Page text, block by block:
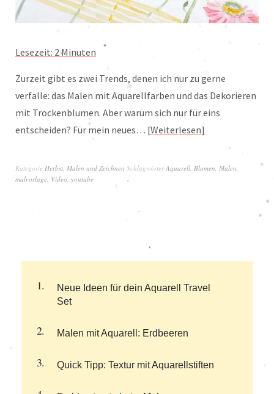
Lesezeit: 2Minuten
Zurzeit gibt es zwei Trends, denen ich nur zu gerne
verfalle: das Malen mit Aquarellfarben und das Dekorieren
mit Trockenblumen. Aber warum sich nur für eins
entscheiden? Für mein neues… Weiterlesen
Kategorie Herbst, Malen und Zeichnen SchlagwörterAquarell, Blumen, Malen,
malvorlage, Video, youtube
Neue Ideen für dein Aquarell Travel
Set
Malen mit Aquarell: Erdbeeren
Quick Tipp: Textur mit Aquarellstiften